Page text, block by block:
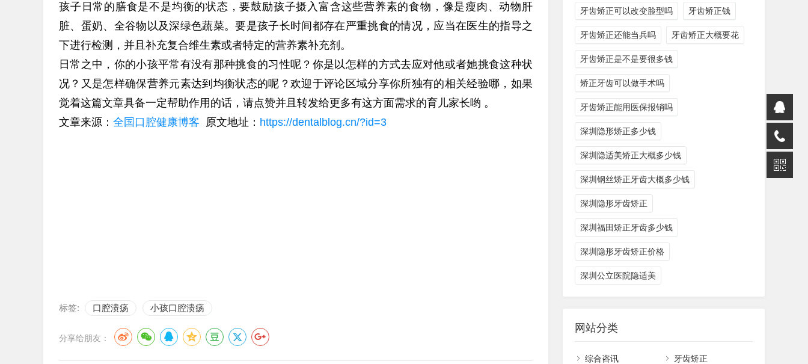
孩子日常的膳食是不是均衡的状态，要鼓励孩子摄入富含这些营养素的食物，像是瘦肉、动物肝
脏、蛋奶、全谷物以及深绿色蔬菜。要是孩子长时间都存在严重挑食的情况，应当在医生的指导之
下进行检测，并且补充复合维生素或者特定的营养素补充剂。
日常之中，你的小孩平常有没有那种挑食的习性呢？你是以怎样的方式去应对他或者她挑食这种状
况？又是怎样确保营养元素达到均衡状态的呢？欢迎于评论区域分享你所独有的相关经验哪，如果
觉着这篇文章具备一定帮助作用的话，请点赞并且转发给更多有这方面需求的育儿家长哟 。
文章来源： 全国口腔健康博客 原文地址： https://dentalblog.cn/?id=3
标签: 口腔溃疡 小孩口腔溃疡
分享给朋友：
牙齿矫正可以改变脸型吗 牙齿矫正钱
牙齿矫正还能当兵吗 牙齿矫正大概要花
牙齿矫正是不是要很多钱
矫正牙齿可以做手术吗
牙齿矫正能用医保报销吗
深圳隐形矫正多少钱
深圳隐适美矫正大概多少钱
深圳钢丝矫正牙齿大概多少钱
深圳隐形牙齿矫正
深圳福田矫正牙齿多少钱
深圳隐形牙齿矫正价格
深圳公立医院隐适美
网站分类
综合咨讯 牙齿矫正